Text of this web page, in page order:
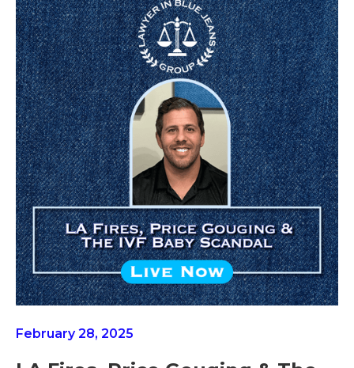
February 28, 2025